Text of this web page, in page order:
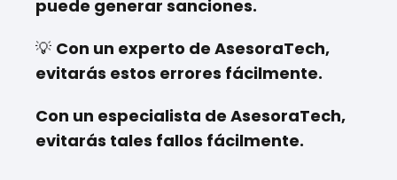
puede generar sanciones.
💡 Con un experto de AsesoraTech,
evitarás estos errores fácilmente.
Con un especialista de AsesoraTech,
evitarás tales fallos fácilmente.